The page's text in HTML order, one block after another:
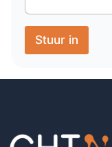
Stuur in